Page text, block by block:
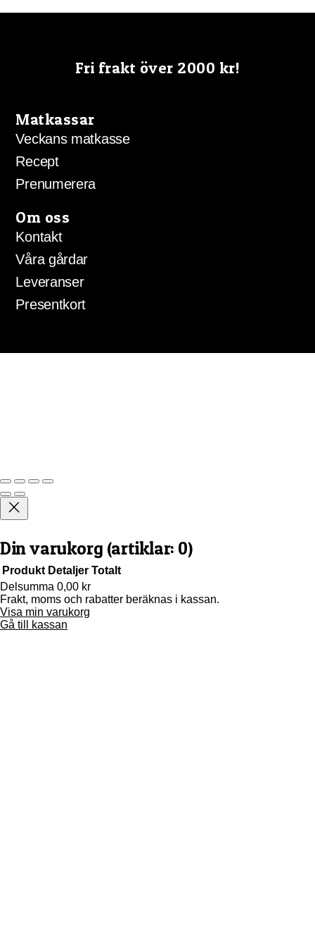
väljas
Fri frakt över 2000 kr!
Matkassar
Veckans matkasse
Recept
Prenumerera
Om oss
Kontakt
Våra gårdar
Leveranser
Presentkort
Din varukorg (artiklar: 0)
Produkter
i
Produkt Detaljer Totalt
Delsumma 0,00 kr
Frakt, moms och rabatter beräknas i kassan.
Visa min varukorg
Gå till kassan